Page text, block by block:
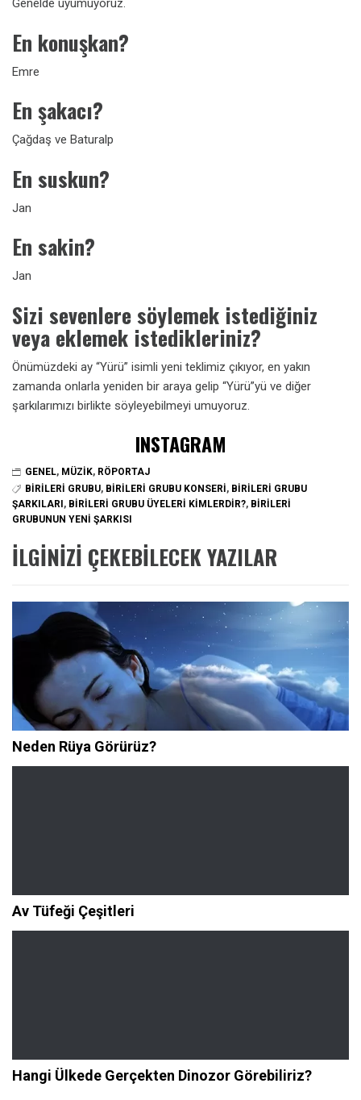
Genelde uyumuyoruz.
En konuşkan?
Emre
En şakacı?
Çağdaş ve Baturalp
En suskun?
Jan
En sakin?
Jan
Sizi sevenlere söylemek istediğiniz
veya eklemek istedikleriniz?
Önümüzdeki ay “Yürü” isimli yeni teklimiz çıkıyor, en yakın
zamanda onlarla yeniden bir araya gelip “Yürü”yü ve diğer
şarkılarımızı birlikte söyleyebilmeyi umuyoruz.
INSTAGRAM
GENEL, MÜZIK, RÖPORTAJ
BIRILERI GRUBU, BIRILERI GRUBU KONSERI, BIRILERI GRUBU
ŞARKILARI , BIRILERI GRUBU ÜYELERI KIMLERDIR?, BIRILERI
GRUBUNUN YENI ŞARKISI
İLGINIZI ÇEKEBILECEK YAZILAR
Neden Rüya Görürüz?
Av Tüfeği Çeşitleri
Hangi Ülkede Gerçekten Dinozor Görebiliriz?